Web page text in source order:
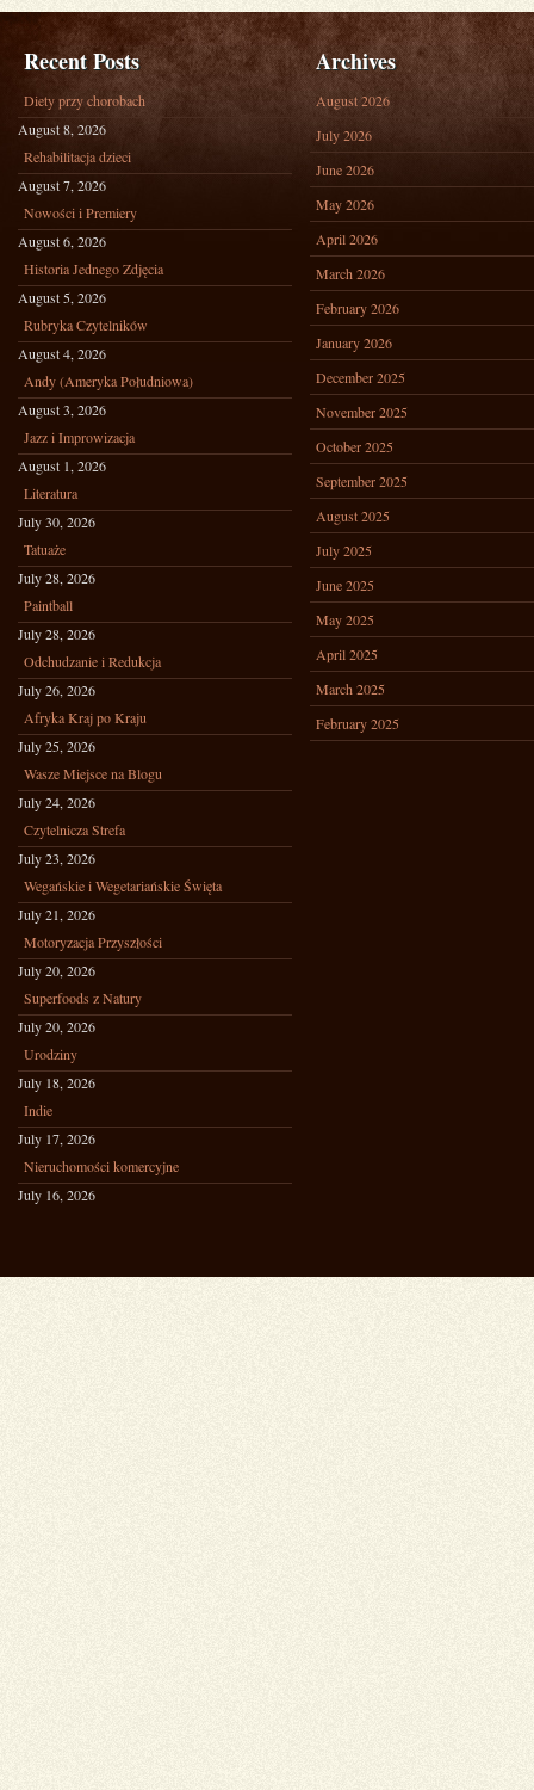
Recent Posts
Diety przy chorobach
August 8, 2026
Rehabilitacja dzieci
August 7, 2026
Nowości i Premiery
August 6, 2026
Historia Jednego Zdjęcia
August 5, 2026
Rubryka Czytelników
August 4, 2026
Andy (Ameryka Południowa)
August 3, 2026
Jazz i Improwizacja
August 1, 2026
Literatura
July 30, 2026
Tatuaże
July 28, 2026
Paintball
July 28, 2026
Odchudzanie i Redukcja
July 26, 2026
Afryka Kraj po Kraju
July 25, 2026
Wasze Miejsce na Blogu
July 24, 2026
Czytelnicza Strefa
July 23, 2026
Wegańskie i Wegetariańskie Święta
July 21, 2026
Motoryzacja Przyszłości
July 20, 2026
Superfoods z Natury
July 20, 2026
Urodziny
July 18, 2026
Indie
July 17, 2026
Nieruchomości komercyjne
July 16, 2026
Archives
August 2026
July 2026
June 2026
May 2026
April 2026
March 2026
February 2026
January 2026
December 2025
November 2025
October 2025
September 2025
August 2025
July 2025
June 2025
May 2025
April 2025
March 2025
February 2025